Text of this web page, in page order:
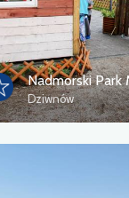
Nadmorski Park
Dziwnów